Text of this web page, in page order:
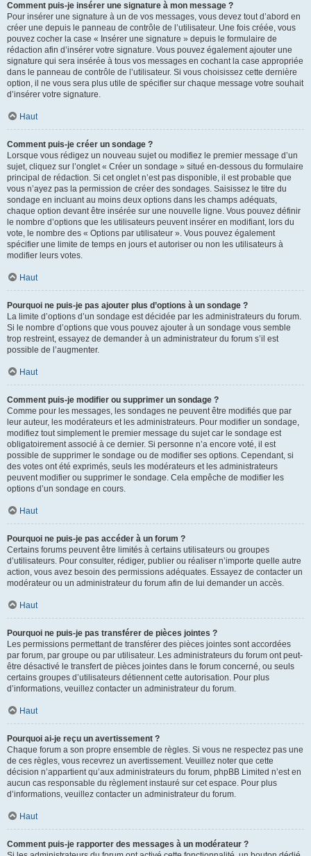
Comment puis-je insérer une signature à mon message ?
Pour insérer une signature à un de vos messages, vous devez tout d’abord en
créer une depuis le panneau de contrôle de l’utilisateur. Une fois créée, vous
pouvez cocher la case « Insérer une signature » depuis le formulaire de
rédaction afin d’insérer votre signature. Vous pouvez également ajouter une
signature qui sera insérée à tous vos messages en cochant la case appropriée
dans le panneau de contrôle de l’utilisateur. Si vous choisissez cette dernière
option, il ne vous sera plus utile de spécifier sur chaque message votre souhait
d’insérer votre signature.
Haut
Comment puis-je créer un sondage ?
Lorsque vous rédigez un nouveau sujet ou modifiez le premier message d’un
sujet, cliquez sur l’onglet « Créer un sondage » situé en-dessous du formulaire
principal de rédaction. Si cet onglet n’est pas disponible, il est probable que
vous n’ayez pas la permission de créer des sondages. Saisissez le titre du
sondage en incluant au moins deux options dans les champs adéquats,
chaque option devant être insérée sur une nouvelle ligne. Vous pouvez définir
le nombre d’options que les utilisateurs peuvent insérer en modifiant, lors du
vote, le nombre des « Options par utilisateur ». Vous pouvez également
spécifier une limite de temps en jours et autoriser ou non les utilisateurs à
modifier leurs votes.
Haut
Pourquoi ne puis-je pas ajouter plus d’options à un sondage ?
La limite d’options d’un sondage est décidée par les administrateurs du forum.
Si le nombre d’options que vous pouvez ajouter à un sondage vous semble
trop restreint, essayez de demander à un administrateur du forum s’il est
possible de l’augmenter.
Haut
Comment puis-je modifier ou supprimer un sondage ?
Comme pour les messages, les sondages ne peuvent être modifiés que par
leur auteur, les modérateurs et les administrateurs. Pour modifier un sondage,
modifiez tout simplement le premier message du sujet car le sondage est
obligatoirement associé à ce dernier. Si personne n’a encore voté, il est
possible de supprimer le sondage ou de modifier ses options. Cependant, si
des votes ont été exprimés, seuls les modérateurs et les administrateurs
peuvent modifier ou supprimer le sondage. Cela empêche de modifier les
options d’un sondage en cours.
Haut
Pourquoi ne puis-je pas accéder à un forum ?
Certains forums peuvent être limités à certains utilisateurs ou groupes
d’utilisateurs. Pour consulter, rédiger, publier ou réaliser n’importe quelle autre
action, vous avez besoin des permissions adéquates. Essayez de contacter un
modérateur ou un administrateur du forum afin de lui demander un accès.
Haut
Pourquoi ne puis-je pas transférer de pièces jointes ?
Les permissions permettant de transférer des pièces jointes sont accordées
par forum, par groupe ou par utilisateur. Les administrateurs du forum ont peut-
être désactivé le transfert de pièces jointes dans le forum concerné, ou seuls
certains groupes d’utilisateurs détiennent cette autorisation. Pour plus
d’informations, veuillez contacter un administrateur du forum.
Haut
Pourquoi ai-je reçu un avertissement ?
Chaque forum a son propre ensemble de règles. Si vous ne respectez pas une
de ces règles, vous recevrez un avertissement. Veuillez noter que cette
décision n’appartient qu’aux administrateurs du forum, phpBB Limited n’est en
aucun cas responsable du règlement instauré sur cet espace. Pour plus
d’informations, veuillez contacter un administrateur du forum.
Haut
Comment puis-je rapporter des messages à un modérateur ?